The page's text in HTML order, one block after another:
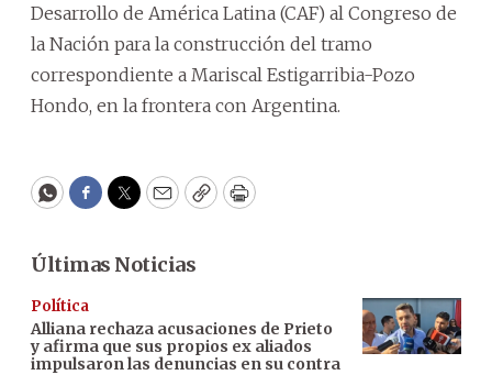
Desarrollo de América Latina (CAF) al Congreso de
la Nación para la construcción del tramo
correspondiente a Mariscal Estigarribia-Pozo
Hondo, en la frontera con Argentina.
WhatsApp
Facebook
Twitter
EmailCopyPrint
Últimas Noticias
Política
Alliana rechaza acusaciones de Prieto
y afirma que sus propios ex aliados
impulsaron las denuncias en su contra